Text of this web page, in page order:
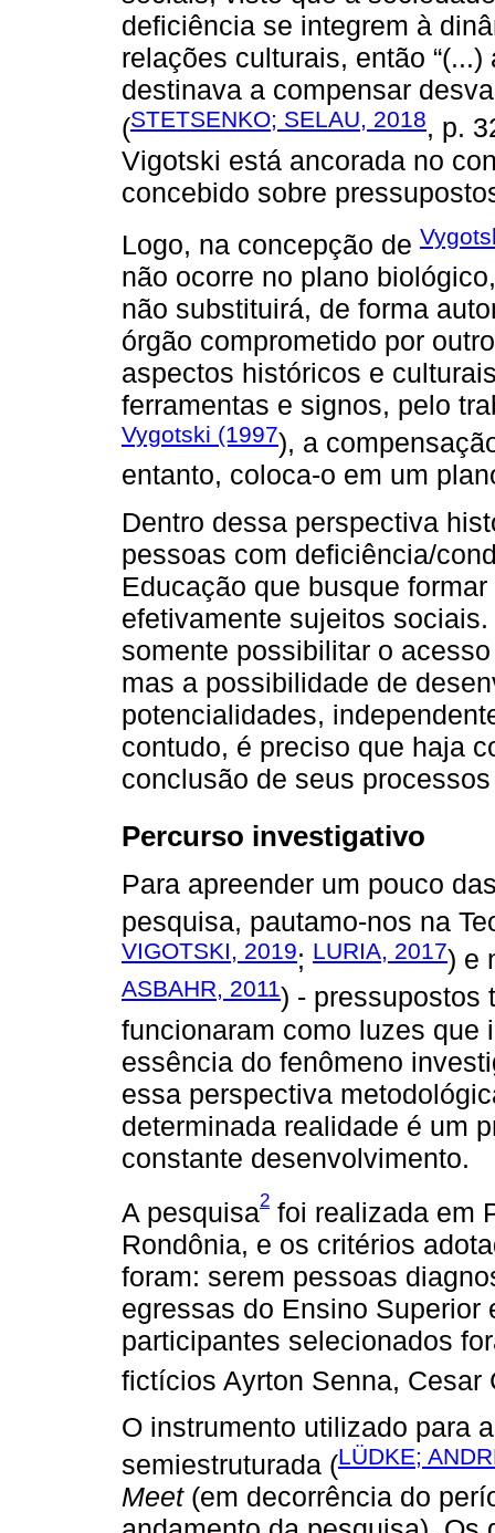
deficiência se integrem à
relações culturais, então
destinava a compensar
(STETSENKO; SELAU, 2018, p.
Vigotski está ancorada no
concebido sobre
Logo, na concepção de
não ocorre no plano
não substituirá, de forma
órgão comprometido por
aspectos históricos e
ferramentas e signos, pelo
Vygotski (1997), a
entanto, coloca-o em um
Dentro dessa perspectiva
pessoas com deficiência/
Educação que busque
efetivamente sujeitos
somente possibilitar o
mas a possibilidade de
potencialidades,
contudo, é preciso que haja
conclusão de seus
Percurso investigativo
Para apreender um pouco
pesquisa, pautamo-nos na
VIGOTSKI, 2019; LURIA, 2017) e
ASBAHR, 2011) - pressupostos
funcionaram como luzes que
essência do fenômeno
essa perspectiva
determinada realidade é um
constante desenvolvimento.
A pesquisa2 foi realizada em
Rondônia, e os critérios
foram: serem pessoas
egressas do Ensino Superior
participantes selecionados
fictícios Ayrton Senna, Cesar
O instrumento utilizado para
semiestruturada (LÜDKE;
Meet(em decorrência do